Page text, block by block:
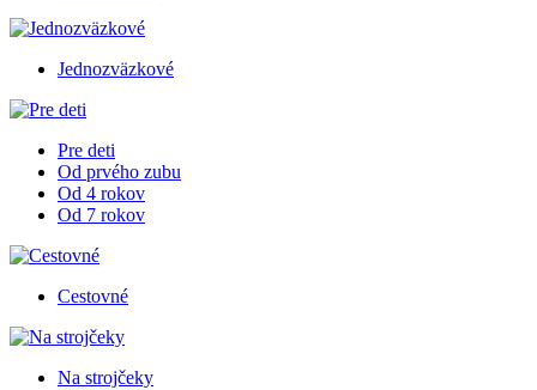
Jednozväzkové
Pre deti
Od prvého zubu
Od 4 rokov
Od 7 rokov
Cestovné
Na strojčeky